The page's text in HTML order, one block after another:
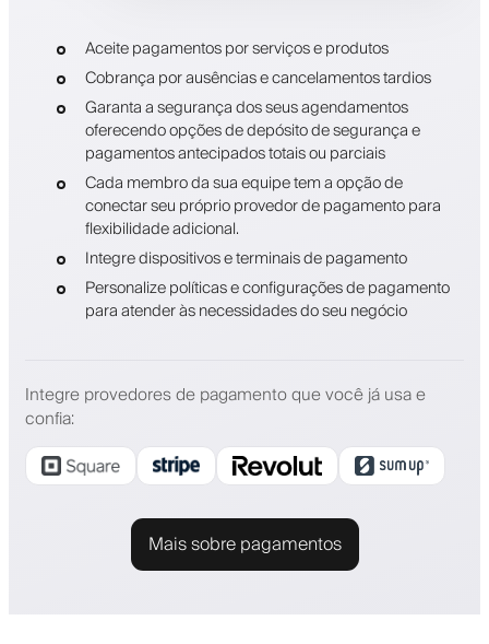
Aceite pagamentos por serviços e produtos
Cobrança por ausências e cancelamentos tardios
Garanta a segurança dos seus agendamentos
oferecendo opções de depósito de segurança e
pagamentos antecipados totais ou parciais
Cada membro da sua equipe tem a opção de
conectar seu próprio provedor de pagamento para
flexibilidade adicional.
Integre dispositivos e terminais de pagamento
Personalize políticas e configurações de pagamento
para atender às necessidades do seu negócio
Integre provedores de pagamento que você já usa e
confia:
Mais sobre pagamentos